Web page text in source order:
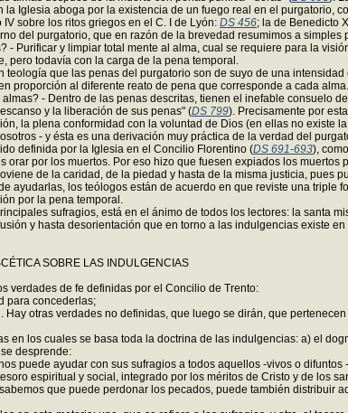
la Iglesia aboga por la existencia de un fuego real en el purgatorio,
sobre los ritos griegos en el C. I de Lyón: DS 456; la de Benedicto
del purgatorio, que en razón de la brevedad resumimos a simples
- Purificar y limpiar total mente al alma, cual se requiere para la
pero todavía con la carga de la pena temporal.
teología que las penas del purgatorio son de suyo de una
proporción al diferente reato de pena que corresponde a cada alma.
- Dentro de las penas descritas, tienen el inefable consuelo
y la liberación de sus penas" (DS 799). Precisamente por
la plena conformidad con la voluntad de Dios (en ellas no existe
- y ésta es una derivación muy práctica de la verdad del
definida por la Iglesia en el Concilio Florentino (DS 691-693),
orar por los muertos. Por eso hizo que fuesen expiados los
de la caridad, de la piedad y hasta de la misma justicia,
ayudarlas, los teólogos están de acuerdo en que reviste una
por la pena temporal.
sufragios, está en el ánimo de todos los lectores: la santa
y hasta desorientación que en torno a las indulgencias existe
SOBRE LAS INDULGENCIAS
verdades de fe definidas por el Concilio de Trento:
para concederlas;
Hay otras verdades no definidas, que luego se dirán, que
en los cuales se basa toda la doctrina de las indulgencias: a) el
desprende:
puede ayudar con sus sufragios a todos aquellos -vivos o
espiritual y social, integrado por los méritos de Cristo y de los
que puede perdonar los pecados, puede también